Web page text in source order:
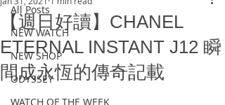
All Posts
NEW WATCH
NEW SHOP
ODYSSEY
WATCH OF THE WEEK
【週日好讀】CHANEL
ETERNAL INSTANT J12 瞬
間成永恆的傳奇記載